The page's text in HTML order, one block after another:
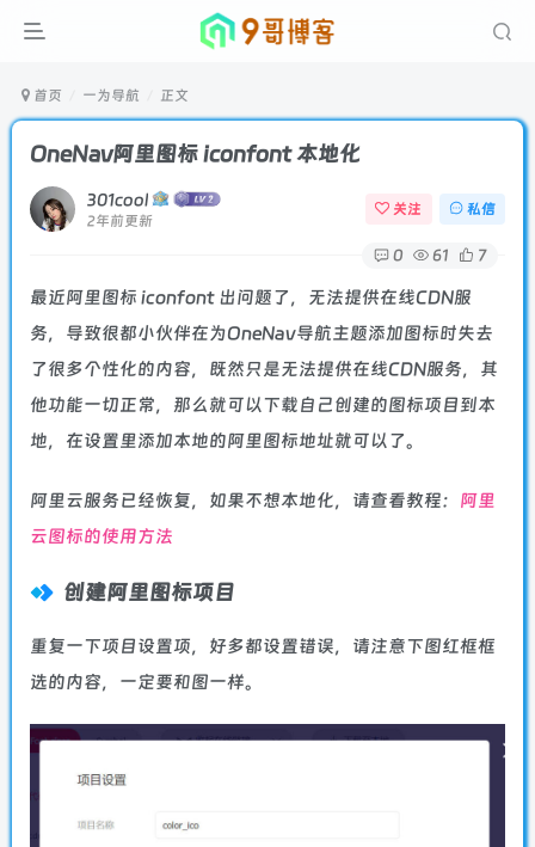
首页 一为导航 正文
OneNav阿里图标 iconfont 本地化
301cool
2年前更新
关注 私信
0 61 7
最近阿里图标 iconfont 出问题了，无法提供在线CDN服
务，导致很都小伙伴在为OneNav导航主题添加图标时失去
了很多个性化的内容，既然只是无法提供在线CDN服务，其
他功能一切正常，那么就可以下载自己创建的图标项目到本
地，在设置里添加本地的阿里图标地址就可以了。
阿里云服务已经恢复，如果不想本地化，请查看教程： 阿里
云图标的使用方法
创建阿里图标项目
重复一下项目设置项，好多都设置错误，请注意下图红框框
选的内容，一定要和图一样。